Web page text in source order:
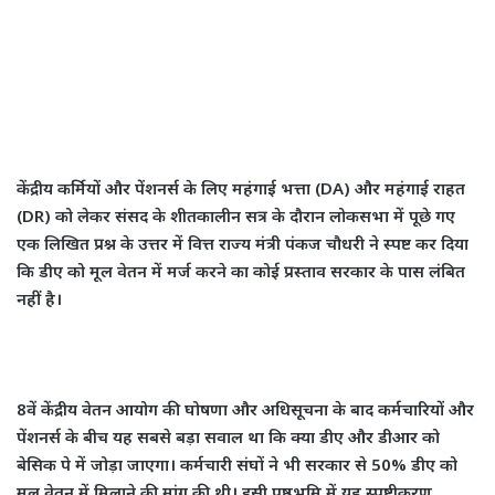
केंद्रीय कर्मियों और पेंशनर्स के लिए महंगाई भत्ता (DA) और महंगाई राहत
(DR) को लेकर संसद के शीतकालीन सत्र के दौरान लोकसभा में पूछे गए
एक लिखित प्रश्न के उत्तर में वित्त राज्य मंत्री पंकज चौधरी ने स्पष्ट कर दिया
कि डीए को मूल वेतन में मर्ज करने का कोई प्रस्ताव सरकार के पास लंबित
नहीं है।
8वें केंद्रीय वेतन आयोग की घोषणा और अधिसूचना के बाद कर्मचारियों और
पेंशनर्स के बीच यह सबसे बड़ा सवाल था कि क्या डीए और डीआर को
बेसिक पे में जोड़ा जाएगा। कर्मचारी संघों ने भी सरकार से 50% डीए को